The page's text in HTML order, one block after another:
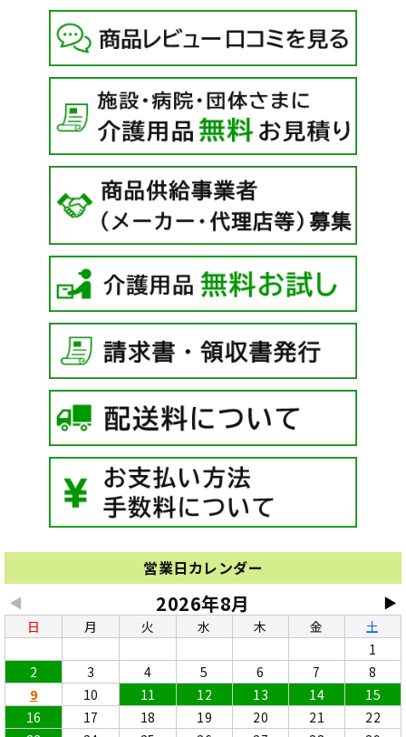
営業日カレンダー
◀ ▶
2026年8月
日 月 火 水 木 金
土
1
2
3 4 5 6 7
8
9
10 11 12 13 14
15
16
17 18 19 20 21
22